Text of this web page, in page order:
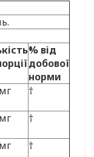
% від
добової
норми
†
†
†